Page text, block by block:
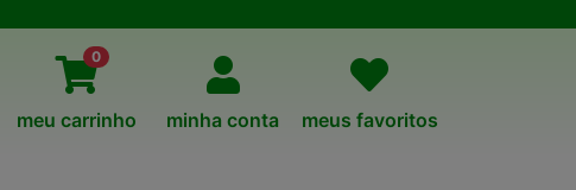
0
meu carrinho minha conta meus favoritos